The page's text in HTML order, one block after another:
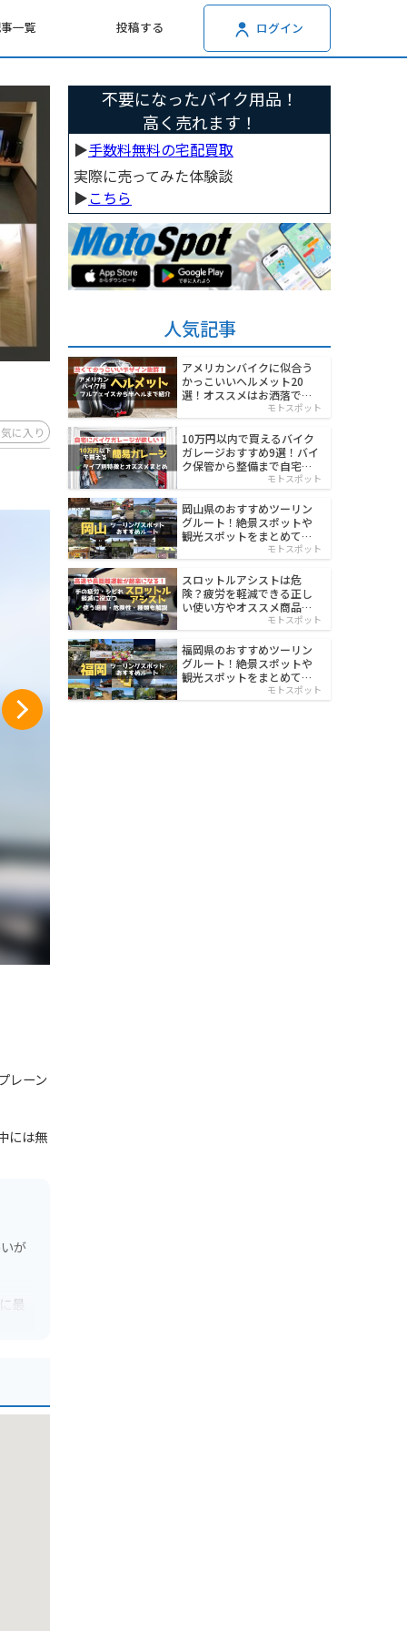
一覧 投稿する ログイン
に入り
レーン
には無
が
最
不要になったバイク用品！
高く売れます！
▶︎手数料無料の宅配買取
実際に売ってみた体験談
▶︎こちら
人気記事
アメリカンバイクに似合う
かっこいいヘルメット20
選！オススメはお洒落でワ
モトスポット
10万円以内で買えるバイク
ガレージおすすめ9選！バイ
ク保管から整備まで自宅で
モトスポット
岡山県のおすすめツーリン
グルート！絶景スポットや
観光スポットをまとめて紹
モトスポット
スロットルアシストは危
険？疲労を軽減できる正し
い使い方やオススメ商品を
モトスポット
福岡県のおすすめツーリン
グルート！絶景スポットや
観光スポットをまとめて紹
モトスポット